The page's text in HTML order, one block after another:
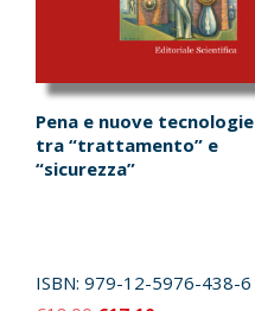
Pena e nuove tecnologie
tra “trattamento” e
“sicurezza”
ISBN: 979-12-5976-438-6